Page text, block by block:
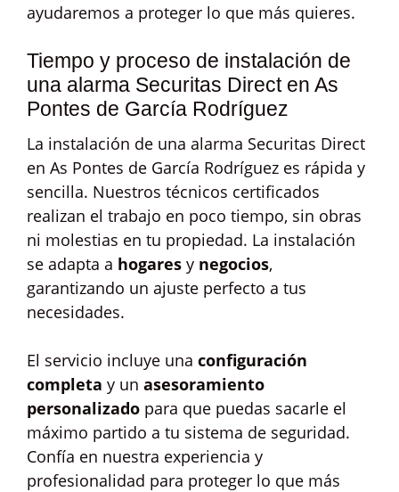
ayudaremos a proteger lo que más quieres.
Tiempo y proceso de instalación de
una alarma Securitas Direct en As
Pontes de García Rodríguez
La instalación de una alarma Securitas Direct
en As Pontes de García Rodríguez es rápida y
sencilla. Nuestros técnicos certificados
realizan el trabajo en poco tiempo, sin obras
ni molestias en tu propiedad. La instalación
se adapta a hogares y negocios,
garantizando un ajuste perfecto a tus
necesidades.
El servicio incluye una configuración
completa y un asesoramiento
personalizado para que puedas sacarle el
máximo partido a tu sistema de seguridad.
Confía en nuestra experiencia y
profesionalidad para proteger lo que más